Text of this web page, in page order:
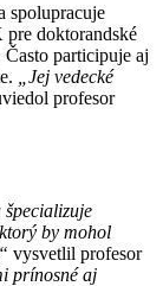
spolupracuje
doktorandské
participuje aj
„Jej vedecké
profesor
špecializuje
by mohol
vysvetlil profesor
prínosné aj